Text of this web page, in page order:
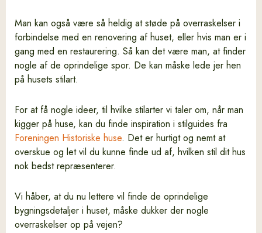
Man kan også være så heldig at støde på overraskelser i
forbindelse med en renovering af huset, eller hvis man er i
gang med en restaurering. Så kan det være man, at finder
nogle af de oprindelige spor. De kan måske lede jer hen
på husets stilart.
For at få nogle ideer, til hvilke stilarter vi taler om, når man
kigger på huse, kan du finde inspiration i stilguides fra
Foreningen Historiske huse. Det er hurtigt og nemt at
overskue og let vil du kunne finde ud af, hvilken stil dit hus
nok bedst repræsenterer.
Vi håber, at du nu lettere vil finde de oprindelige
bygningsdetaljer i huset, måske dukker der nogle
overraskelser op på vejen?